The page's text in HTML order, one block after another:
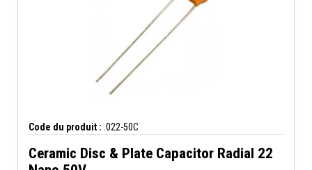
Code du produit : .022-50C
Ceramic Disc & Plate Capacitor Radial 22